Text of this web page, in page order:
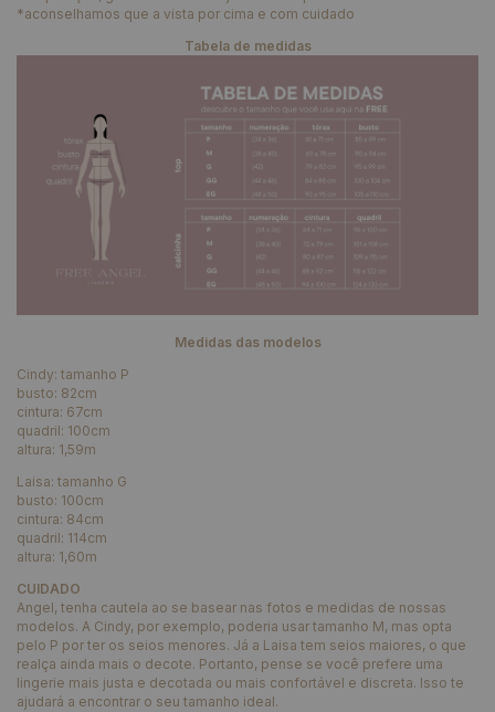
*aconselhamos que a vista por cima e com cuidado
Tabela de medidas
Medidas das modelos
Cindy: tamanho P
busto: 82cm
cintura: 67cm
quadril: 100cm
altura: 1,59m
Laisa: tamanho G
busto: 100cm
cintura: 84cm
quadril: 114cm
altura: 1,60m
CUIDADO
Angel, tenha cautela ao se basear nas fotos e medidas de nossas
modelos. A Cindy, por exemplo, poderia usar tamanho M, mas opta
pelo P por ter os seios menores. Já a Laisa tem seios maiores, o que
realça ainda mais o decote. Portanto, pense se você prefere uma
lingerie mais justa e decotada ou mais confortável e discreta. Isso te
ajudará a encontrar o seu tamanho ideal.